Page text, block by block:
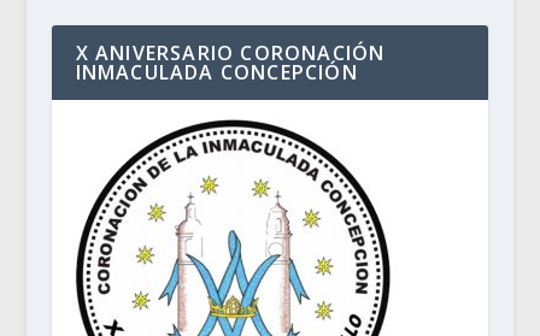
X ANIVERSARIO CORONACIÓN
INMACULADA CONCEPCIÓN